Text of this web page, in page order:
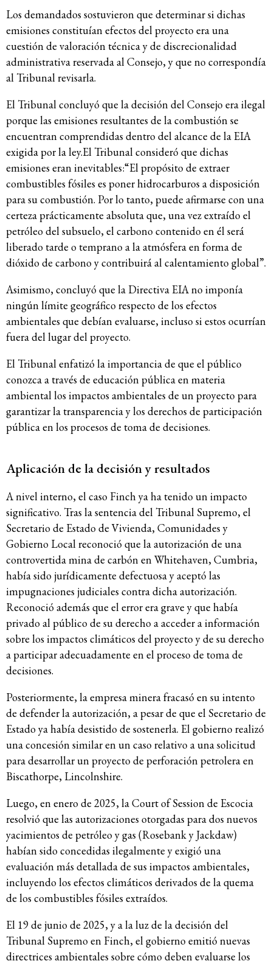
Los demandados sostuvieron que determinar si dichas
emisiones constituían efectos del proyecto era una
cuestión de valoración técnica y de discrecionalidad
administrativa reservada al Consejo, y que no correspondía
al Tribunal revisarla.
El Tribunal concluyó que la decisión del Consejo era ilegal
porque las emisiones resultantes de la combustión se
encuentran comprendidas dentro del alcance de la EIA
exigida por la ley.El Tribunal consideró que dichas
emisiones eran inevitables:“El propósito de extraer
combustibles fósiles es poner hidrocarburos a disposición
para su combustión. Por lo tanto, puede afirmarse con una
certeza prácticamente absoluta que, una vez extraído el
petróleo del subsuelo, el carbono contenido en él será
liberado tarde o temprano a la atmósfera en forma de
dióxido de carbono y contribuirá al calentamiento global”.
Asimismo, concluyó que la Directiva EIA no imponía
ningún límite geográfico respecto de los efectos
ambientales que debían evaluarse, incluso si estos ocurrían
fuera del lugar del proyecto.
El Tribunal enfatizó la importancia de que el público
conozca a través de educación pública en materia
ambiental los impactos ambientales de un proyecto para
garantizar la transparencia y los derechos de participación
pública en los procesos de toma de decisiones.
Aplicación de la decisión y resultados
A nivel interno, el caso Finch ya ha tenido un impacto
significativo. Tras la sentencia del Tribunal Supremo, el
Secretario de Estado de Vivienda, Comunidades y
Gobierno Local reconoció que la autorización de una
controvertida mina de carbón en Whitehaven, Cumbria,
había sido jurídicamente defectuosa y aceptó las
impugnaciones judiciales contra dicha autorización.
Reconoció además que el error era grave y que había
privado al público de su derecho a acceder a información
sobre los impactos climáticos del proyecto y de su derecho
a participar adecuadamente en el proceso de toma de
decisiones.
Posteriormente, la empresa minera fracasó en su intento
de defender la autorización, a pesar de que el Secretario de
Estado ya había desistido de sostenerla. El gobierno realizó
una concesión similar en un caso relativo a una solicitud
para desarrollar un proyecto de perforación petrolera en
Biscathorpe, Lincolnshire.
Luego, en enero de 2025, la Court of Session de Escocia
resolvió que las autorizaciones otorgadas para dos nuevos
yacimientos de petróleo y gas (Rosebank y Jackdaw)
habían sido concedidas ilegalmente y exigió una
evaluación más detallada de sus impactos ambientales,
incluyendo los efectos climáticos derivados de la quema
de los combustibles fósiles extraídos.
El 19 de junio de 2025, y a la luz de la decisión del
Tribunal Supremo en Finch, el gobierno emitió nuevas
directrices ambientales sobre cómo deben evaluarse los